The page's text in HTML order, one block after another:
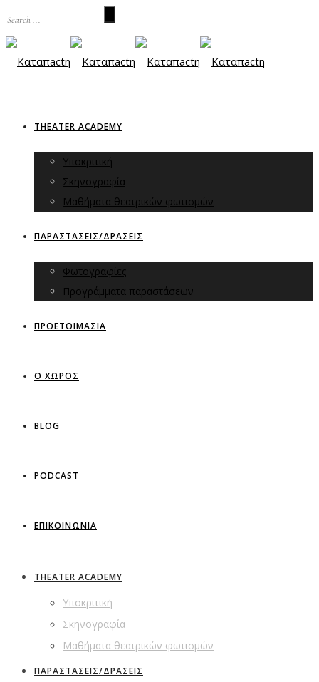
THEATER ACADEMY
Υποκριτική
Σκηνογραφία
Μαθήματα θεατρικών φωτισμών
ΠΑΡΑΣΤΑΣΕΙΣ/ΔΡΑΣΕΙΣ
Φωτογραφίες
Προγράμματα παραστάσεων
ΠΡΟΕΤΟΙΜΑΣΙΑ
Ο ΧΩΡΟΣ
BLOG
PODCAST
ΕΠΙΚΟΙΝΩΝΙΑ
THEATER ACADEMY
Υποκριτική
Σκηνογραφία
Μαθήματα θεατρικών φωτισμών
ΠΑΡΑΣΤΑΣΕΙΣ/ΔΡΑΣΕΙΣ